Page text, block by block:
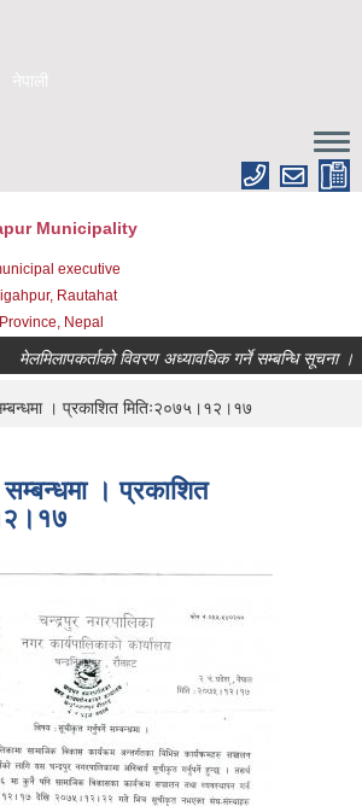
नेपाली
Municipality
executive
Rautahat
Nepal
मेलमिलापकर्ताको विवरण अध्यावधिक गर्ने सम्बन्धि सूचना ।
। प्रकाशित मितिः२०७५।१२।१७
। प्रकाशित